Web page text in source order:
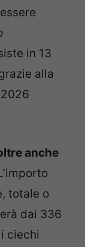
in 13
alla
anche
totale o
dai 336
ciechi